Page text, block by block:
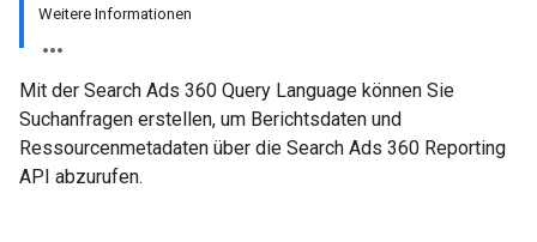
Weitere Informationen
Mit der Search Ads 360 Query Language können Sie
Suchanfragen erstellen, um Berichtsdaten und
Ressourcenmetadaten über die Search Ads 360 Reporting
API abzurufen.